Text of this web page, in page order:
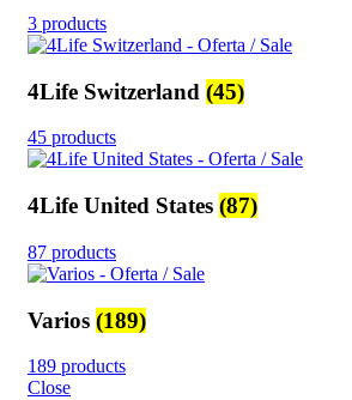
Close
3 products
4Life Switzerland (45)
45 products
4Life United States (87)
87 products
Varios (189)
189 products